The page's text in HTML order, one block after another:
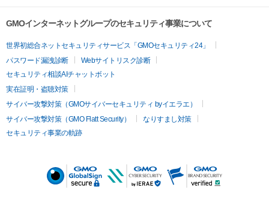
GMOインターネットグループのセキュリティ事業について
世界初総合ネットセキュリティサービス「GMOセキュリティ24」
パスワード漏洩診断
Webサイトリスク診断
セキュリティ相談AIチャットボット
実在証明・盗聴対策
サイバー攻撃対策（GMOサイバーセキュリティ byイエラエ）
サイバー攻撃対策（GMO Flatt Security）
なりすまし対策
セキュリティ事業の軌跡